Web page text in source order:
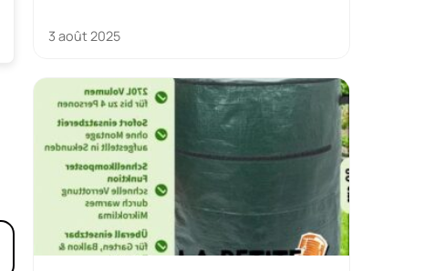
3 août 2025